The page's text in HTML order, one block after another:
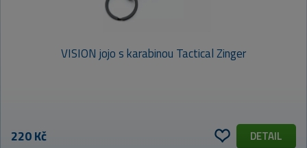
VISION jojo s karabinou Tactical Zinger
220 Kč DETAIL